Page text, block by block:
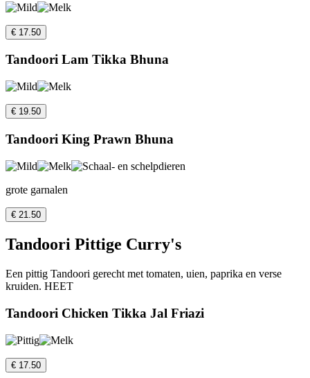
€ 17.50
Tandoori Lam Tikka Bhuna
€ 19.50
Tandoori King Prawn Bhuna
grote garnalen
€ 21.50
Tandoori Pittige Curry's
Een pittig Tandoori gerecht met tomaten, uien, paprika en verse
kruiden. HEET
Tandoori Chicken Tikka Jal Friazi
€ 17.50